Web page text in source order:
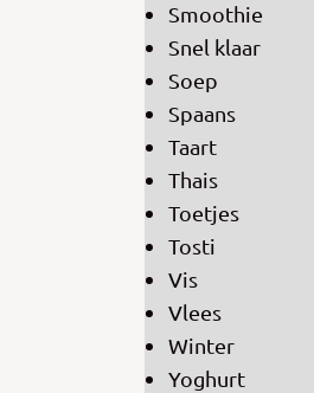
Smoothie
Snel klaar
Soep
Spaans
Taart
Thais
Toetjes
Tosti
Vis
Vlees
Winter
Yoghurt